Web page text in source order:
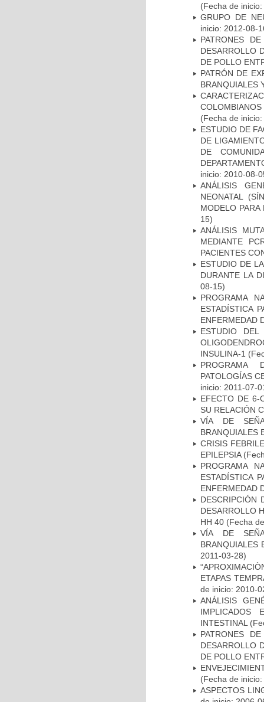
(Fecha de
GRUPO DE
inicio: 2012-08-
PATRONES
DESARROLLO
DE POLLO
PATRÓN DE
BRANQUIALES
(Fecha de
ESTUDIO DE
DE
DE
inicio: 2010-08-
ANÁLISIS
NEONATAL
MODELO
15)
ANÁLISIS
MEDIANTE
PACIENTES
ESTUDIO DE
DURANTE LA
08-15)
PROGRAMA
ESTADÍSTICA
ENFERMEDAD
ESTUDIO
INSULINA-1
PROGRAMA
PATOLOGÍAS
inicio: 2011-07-
EFECTO DE 6-
SU RELACIÓN
VÍA DE
BRANQUIALES
CRISIS
EPILEPSIA
PROGRAMA
ESTADÍSTICA
ENFERMEDAD
DESCRIPCIÓN
DESARROLLO
HH 40 (Fecha
VÍA DE
BRANQUIALES
2011-03-28)
ETAPAS
de inicio: 2010-
ANÁLISIS
IMPLICADOS
INTESTINAL
PATRONES
DESARROLLO
DE POLLO
(Fecha de
ASPECTOS